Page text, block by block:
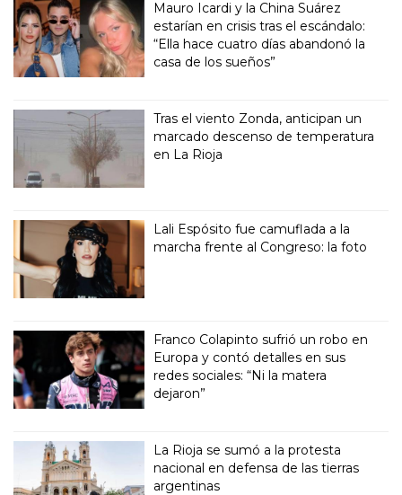
Mauro Icardi y la China Suárez
estarían en crisis tras el escándalo:
“Ella hace cuatro días abandonó la
casa de los sueños”
Tras el viento Zonda, anticipan un
marcado descenso de temperatura
en La Rioja
Lali Espósito fue camuflada a la
marcha frente al Congreso: la foto
Franco Colapinto sufrió un robo en
Europa y contó detalles en sus
redes sociales: “Ni la matera
dejaron”
La Rioja se sumó a la protesta
nacional en defensa de las tierras
argentinas